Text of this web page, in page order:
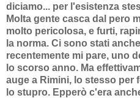
diciamo... per l'esistenza
Molta gente casca dal pero
molto pericolosa, e furti,
la norma. Ci sono stati
recentemente mi pare, uno
lo scorso anno. Ma
auge a Rimini, lo stesso per
lo stupro. Epperò c'era